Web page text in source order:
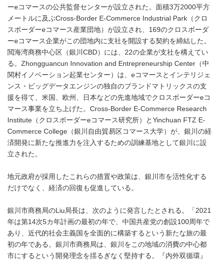
ーeコマースの公共監督センターが設立された。面積3万2000平方
メートルに及ぶCross-Border E-Commerce Industrial Park（クロ
スボーダーeコマース産業団地）が設立され、169のクロスボーダ
ーeコマース企業がこの団地内に支社を開設する契約を締結した。
閲海湾商務中心区（銀川CBD）には、22の企業が支社を構えてい
る。Zhongguancun Innovation and Entrepreneurship Center（中
関村イノベーション起業センター）は、eコマースとインテリジェ
ンス・ビッグデータエンジンの独自のブランドマトリックスの支
援を得て、米国、欧州、日本などの先進地域でクロスボーダーeコ
マース事業を立ち上げた。Cross-Border E-Commerce Research
Institute（クロスボーダーeコマース研究所）とYinchuan FTZ E-
Commerce College（銀川自由貿易区コマース大学）が、銀川の経
済開発に新たな推進力を注入するための訓練基地として銀川に設
立された。
地元政府が採用したこれらの措置や政策は、銀川市を活性化する
だけでなく、経済の回復も促進している。
銀川市商務局のLiu局長は、次のように発言したとされる。「2021
年は第14次5カ年計画の最初の年で、中国共産党の創設100周年で
あり、近代的社会主義国を全面的に構築するという新たな旅の最
初の年である。銀川市商務局は、銀川をこの地域の消費の中心都
市にするという開発理念を揺るぎなく堅持する。『内外双循環』